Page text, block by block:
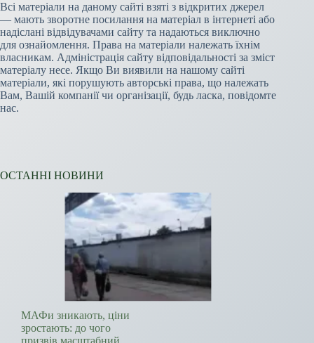
Всі матеріали на даному сайті взяті з відкритих джерел
— мають зворотне посилання на матеріал в інтернеті або
надіслані відвідувачами сайту та надаються виключно
для ознайомлення. Права на матеріали належать їхнім
власникам. Адміністрація сайту відповідальності за зміст
матеріалу несе. Якщо Ви виявили на нашому сайті
матеріали, які порушують авторські права, що належать
Вам, Вашій компанії чи організації, будь ласка, повідомте
нас.
ОСТАННІ НОВИНИ
МАФи зникають, ціни
зростають: до чого
призвів масштабний